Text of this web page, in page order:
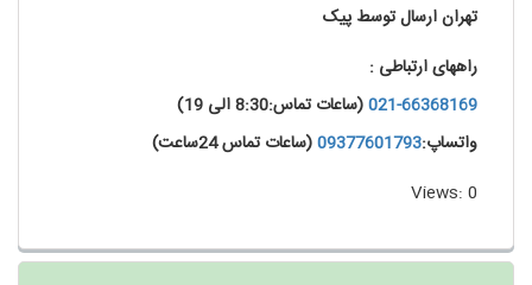
تهران ارسال توسط پیک
راههای ارتباطی :
021-66368169(ساعات تماس:8:30 الی 19)
واتساپ:09377601793(ساعات تماس 24ساعت)
Views: 0